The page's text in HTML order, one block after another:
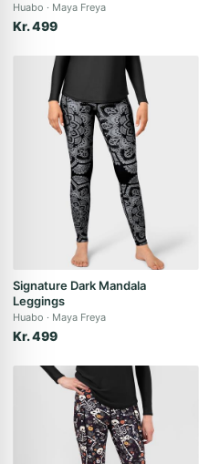
Huabo Maya Freya
Kr. 499
Signature Dark Mandala
Leggings
Huabo Maya Freya
Kr. 499